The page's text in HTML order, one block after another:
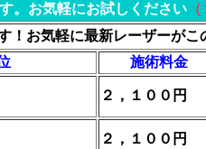
。お気軽にお試しください
！お気軽に最新レーザーがこ
施術料金
２，１００円
２，１００円